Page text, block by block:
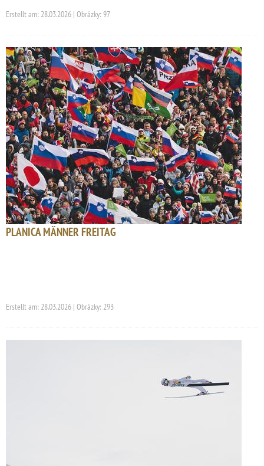
Erstellt am: 28.03.2026 | Obrázky: 97
PLANICA MÄNNER FREITAG
Erstellt am: 28.03.2026 | Obrázky: 293